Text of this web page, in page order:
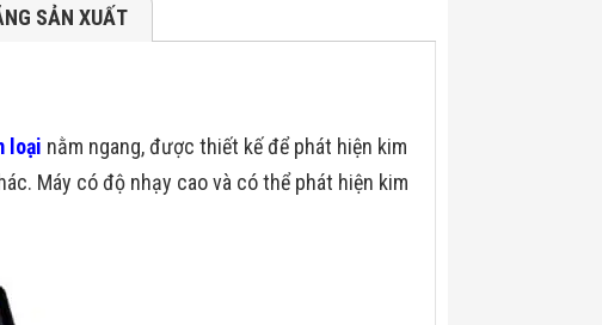
SẢN XUẤT
loại nằm ngang, được thiết kế để phát hiện kim
Máy có độ nhạy cao và có thể phát hiện kim